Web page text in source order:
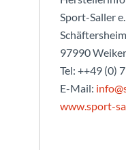
Sport-Saller
97990
Tel: ++49 (0)
E-Mail:
www.sport-